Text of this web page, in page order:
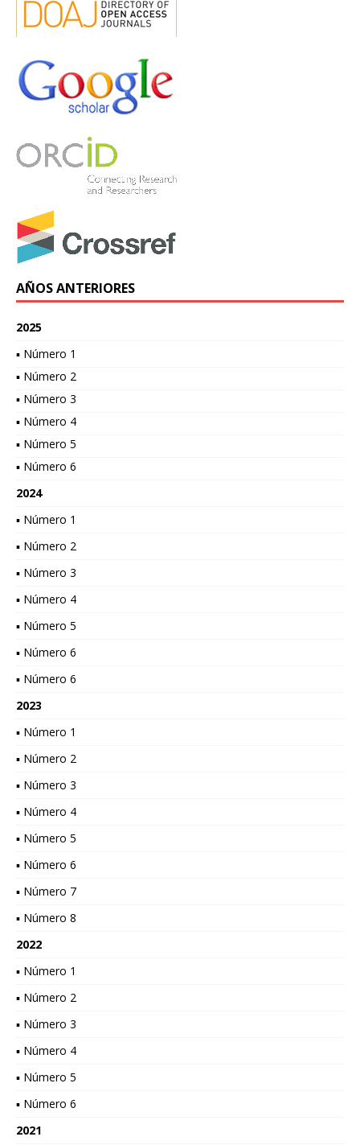
AÑOS ANTERIORES
2025
▪ Número 1
▪ Número 2
▪ Número 3
▪ Número 4
▪ Número 5
▪ Número 6
2024
▪ Número 1
▪ Número 2
▪ Número 3
▪ Número 4
▪ Número 5
▪ Número 6
▪ Número 6
2023
▪ Número 1
▪ Número 2
▪ Número 3
▪ Número 4
▪ Número 5
▪ Número 6
▪ Número 7
▪ Número 8
2022
▪ Número 1
▪ Número 2
▪ Número 3
▪ Número 4
▪ Número 5
▪ Número 6
2021